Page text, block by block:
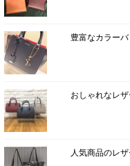
豊富なカラー
おしゃれなレ
人気商品のレ